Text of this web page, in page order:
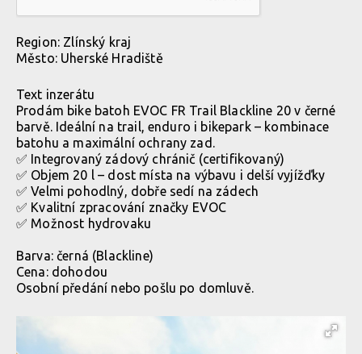
Region: Zlínský kraj
Město: Uherské Hradiště
Text inzerátu
Prodám bike batoh EVOC FR Trail Blackline 20 v černé
barvě. Ideální na trail, enduro i bikepark – kombinace
batohu a maximální ochrany zad.
✅ Integrovaný zádový chránič (certifikovaný)
✅ Objem 20 l – dost místa na výbavu i delší vyjížďky
✅ Velmi pohodlný, dobře sedí na zádech
✅ Kvalitní zpracování značky EVOC
✅ Možnost hydrovaku
Barva: černá (Blackline)
Cena: dohodou
Osobní předání nebo pošlu po domluvě.